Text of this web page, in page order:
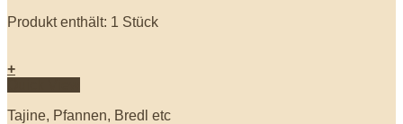
Produkt enthält: 1 Stück
+
Tajine, Pfannen, Bredl etc